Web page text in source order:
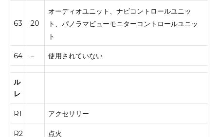
63 20
オーディオユニット、ナビコントロールユニッ
ト、パノラマビューモニターコントロールユニッ
ト
64 – 使用されていない
ル
レ
R1 アクセサリー
R2 点火